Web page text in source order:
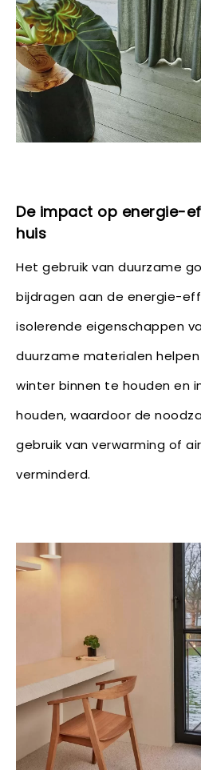
De impact op energie-
huis
Het gebruik van duurzame
bijdragen aan de energie-
isolerende eigenschappen
duurzame materialen
winter binnen te houden en
houden, waardoor de
gebruik van verwarming of
verminderd.